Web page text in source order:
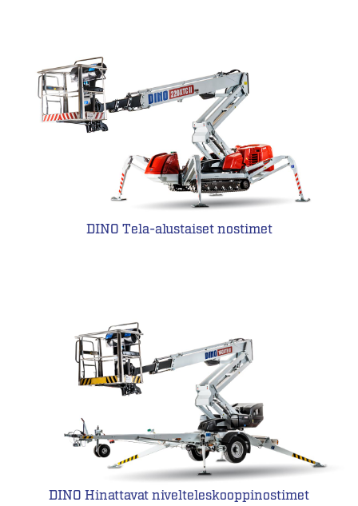
DINO Tela-alustaiset nostimet
DINO Hinattavat nivelteleskooppinostimet